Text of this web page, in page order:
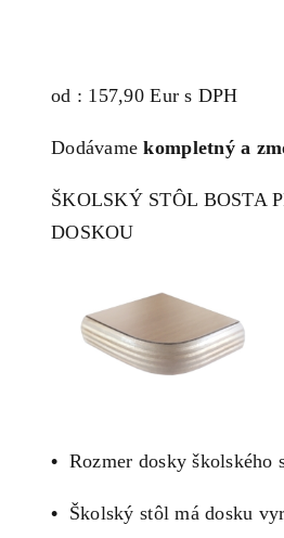
od : 157,90 Eur s DPH
Dodávamekompletný a
ŠKOLSKÝ STÔL BOSTA
DOSKOU
• Rozmer dosky školského
• Školský stôl má dosku